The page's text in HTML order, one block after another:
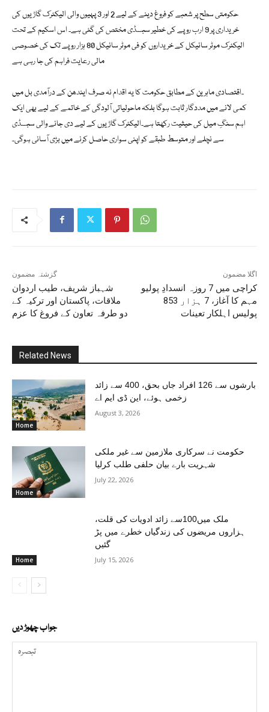
حکومتی سطح پر شعبے کو فروغ دینے کے لیے 2 اور 3 پہیوں والی الیکٹرک گاڑیوں کی
خریداری پر 9 ارب روپے کی خطیر سبسڈی مختص کی گئی ہے۔ اس اسکیم کے تحت
الیکٹرک موٹر سائیکل کے خریداروں کو فی موٹر سائیکل 80 ہزار روپے تک کی خصوصی
مالی رعایت فراہم کی جا رہی ہے
۔اقتصادی ماہرین کے مطابق حکومت کا یہ اقدام نہ صرف ایندھن کے درآمدی بل میں
کمی لانے میں مددگار ثابت ہوگا بلکہ ماحولیاتی آلودگی کے خاتمے کے لیے بھی ایک
اہم سنگِ میل کی حیثیت رکھتا ہے۔الیکٹرک گاڑیوں کے لیے دی جانے والی سبسڈی
سے نچلے اور متوسط طبقے کو اپنی سواری حاصل کرنے میں بڑی آسانی ہوگی۔
گزشتہ مضمون
شہباز شریف، طیب اردوان
ملاقات، پاکستان اور ترکیہ کے
دو طرفہ تعاون کے فروغ کا عزم
اگلا مضمون
کراچی میں 7 روزہ انسدادِ پولیو
مہم کا آغاز، 7 ہزار 853
پولیس اہلکار تعینات
Related News
Home
بارشوں سے 126 افراد جاں بحق، 400 سے زائد
زخمی ہوئے، این ڈی ایم اے
August 3, 2026
Home
حکومت نے سرکاری ملازمین سے غیر ملکی
شہریت بارے بیان حلفی طلب کرلیا
July 22, 2026
Home
ملک میں100سے زائد ادویات کی قلت،
ہزاروں مریضوں کی زندگیاں خطرے میں پڑ
گئیں
July 15, 2026
جواب چھوڑ دیں